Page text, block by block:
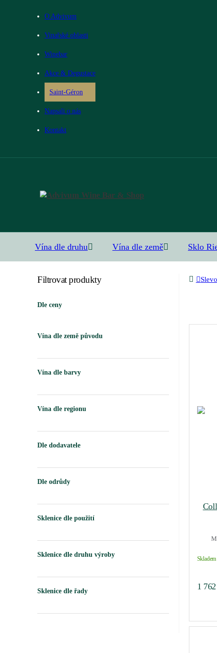
O Advivum
Vinařské oblasti
Winebar
Akce & Degustace
Saint-Géron
Napsali o nás
Kontakt
Vína dle druhu Vína dle země Sklo
Filtrovat produkty
Dle ceny
Vína dle země původu
Vína dle barvy
Vína dle regionu
Dle dodavatele
Dle odrůdy
Sklenice dle použití
Sklenice dle druhu výroby
Sklenice dle řady 1 762